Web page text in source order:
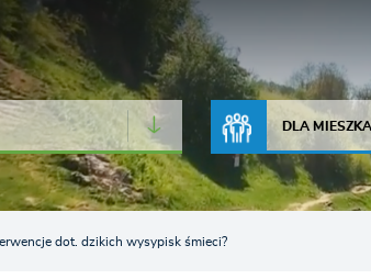
JAKOŚĆ POWIETRZA
DLA
dot. dzikich wysypisk śmieci?